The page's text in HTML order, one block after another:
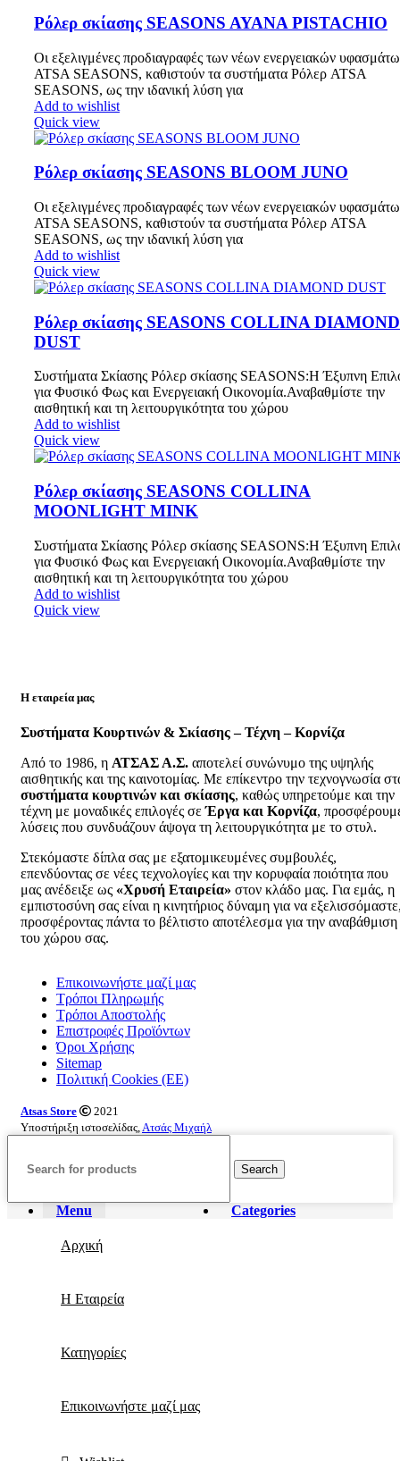
Ρόλερ σκίασης SEASONS AYANA PISTACHIO
Οι εξελιγμένες προδιαγραφές των νέων ενεργειακών
ATSA SEASONS, καθιστούν τα συστήματα Ρόλερ ATSA
SEASONS, ως την ιδανική λύση για
Add to wishlist
Quick view
Ρόλερ σκίασης SEASONS BLOOM JUNO
Οι εξελιγμένες προδιαγραφές των νέων ενεργειακών
ATSA SEASONS, καθιστούν τα συστήματα Ρόλερ ATSA
SEASONS, ως την ιδανική λύση για
Add to wishlist
Quick view
Ρόλερ σκίασης SEASONS COLLINA DIAMOND
DUST
Συστήματα Σκίασης Ρόλερ σκίασης SEASONS:Η Έξυπνη
για Φυσικό Φως και Ενεργειακή Οικονομία.Αναβαθμίστε την
αισθητική και τη λειτουργικότητα του χώρου
Add to wishlist
Quick view
Ρόλερ σκίασης SEASONS COLLINA
MOONLIGHT MINK
Συστήματα Σκίασης Ρόλερ σκίασης SEASONS:Η Έξυπνη
για Φυσικό Φως και Ενεργειακή Οικονομία.Αναβαθμίστε την
αισθητική και τη λειτουργικότητα του χώρου
Add to wishlist
Quick view
Η εταιρεία μας
Συστήματα Κουρτινών & Σκίασης – Τέχνη – Κορνίζα
Από το 1986, η ΑΤΣΑΣ Α.Σ. αποτελεί συνώνυμο της υψηλής
αισθητικής και της καινοτομίας. Με επίκεντρο την τεχνογνωσία
συστήματα κουρτινών και σκίασης, καθώς υπηρετούμε και την
τέχνη με μοναδικές επιλογές σεΈργα και Κορνίζα,
λύσεις που συνδυάζουν άψογα τη λειτουργικότητα με το στυλ.
Στεκόμαστε δίπλα σας με εξατομικευμένες συμβουλές,
επενδύοντας σε νέες τεχνολογίες και την κορυφαία ποιότητα που
μας ανέδειξε ως «Χρυσή Εταιρεία» στον κλάδο μας. Για εμάς, η
εμπιστοσύνη σας είναι η κινητήριος δύναμη για να
προσφέροντας πάντα το βέλτιστο αποτέλεσμα για την αναβάθμιση
του χώρου σας.
Επικοινωνήστε μαζί μας
Τρόποι Πληρωμής
Τρόποι Αποστολής
Επιστροφές Προϊόντων
Όροι Χρήσης
Sitemap
Πολιτική Cookies (ΕΕ)
Atsas Store
2021
Υποστήριξη ιστοσελίδας,Ατσάς Μιχαήλ
Search
Menu Categories
Αρχική
Η Εταιρεία
Κατηγορίες
Επικοινωνήστε μαζί μας